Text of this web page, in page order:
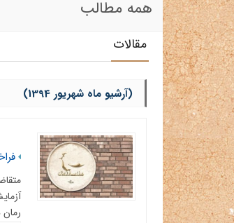
همه مطالب
مقالات
(آرشیو ماه شهریور 1394)